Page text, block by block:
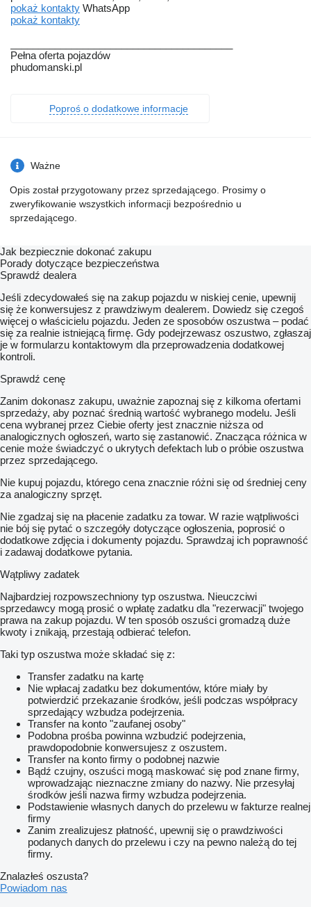
pokaż kontakty WhatsApp
pokaż kontakty
Pełna oferta pojazdów
phudomanski.pl
Poproś o dodatkowe informacje
Ważne
Opis został przygotowany przez sprzedającego. Prosimy o
zweryfikowanie wszystkich informacji bezpośrednio u
sprzedającego.
Jak bezpiecznie dokonać zakupu
Porady dotyczące bezpieczeństwa
Sprawdź dealera
Jeśli zdecydowałeś się na zakup pojazdu w niskiej cenie, upewnij
się że konwersujesz z prawdziwym dealerem. Dowiedz się czegoś
więcej o właścicielu pojazdu. Jeden ze sposobów oszustwa – podać
się za realnie istniejącą firmę. Gdy podejrzewasz oszustwo, zgłaszaj
je w formularzu kontaktowym dla przeprowadzenia dodatkowej
kontroli.
Sprawdź cenę
Zanim dokonasz zakupu, uważnie zapoznaj się z kilkoma ofertami
sprzedaży, aby poznać średnią wartość wybranego modelu. Jeśli
cena wybranej przez Ciebie oferty jest znacznie niższa od
analogicznych ogłoszeń, warto się zastanowić. Znacząca różnica w
cenie może świadczyć o ukrytych defektach lub o próbie oszustwa
przez sprzedającego.
Nie kupuj pojazdu, którego cena znacznie różni się od średniej ceny
za analogiczny sprzęt.
Nie zgadzaj się na płacenie zadatku za towar. W razie wątpliwości
nie bój się pytać o szczegóły dotyczące ogłoszenia, poprosić o
dodatkowe zdjęcia i dokumenty pojazdu. Sprawdzaj ich poprawność
i zadawaj dodatkowe pytania.
Wątpliwy zadatek
Najbardziej rozpowszechniony typ oszustwa. Nieuczciwi
sprzedawcy mogą prosić o wpłatę zadatku dla "rezerwacji" twojego
prawa na zakup pojazdu. W ten sposób oszuści gromadzą duże
kwoty i znikają, przestają odbierać telefon.
Taki typ oszustwa może składać się z:
Transfer zadatku na kartę
Nie wpłacaj zadatku bez dokumentów, które miały by
potwierdzić przekazanie środków, jeśli podczas współpracy
sprzedający wzbudza podejrzenia.
Transfer na konto "zaufanej osoby"
Podobna prośba powinna wzbudzić podejrzenia,
prawdopodobnie konwersujesz z oszustem.
Transfer na konto firmy o podobnej nazwie
Bądź czujny, oszuści mogą maskować się pod znane firmy,
wprowadzając nieznaczne zmiany do nazwy. Nie przesyłaj
środków jeśli nazwa firmy wzbudza podejrzenia.
Podstawienie własnych danych do przelewu w fakturze realnej
firmy
Zanim zrealizujesz płatność, upewnij się o prawdziwości
podanych danych do przelewu i czy na pewno należą do tej
firmy.
Znalazłeś oszusta?
Powiadom nas